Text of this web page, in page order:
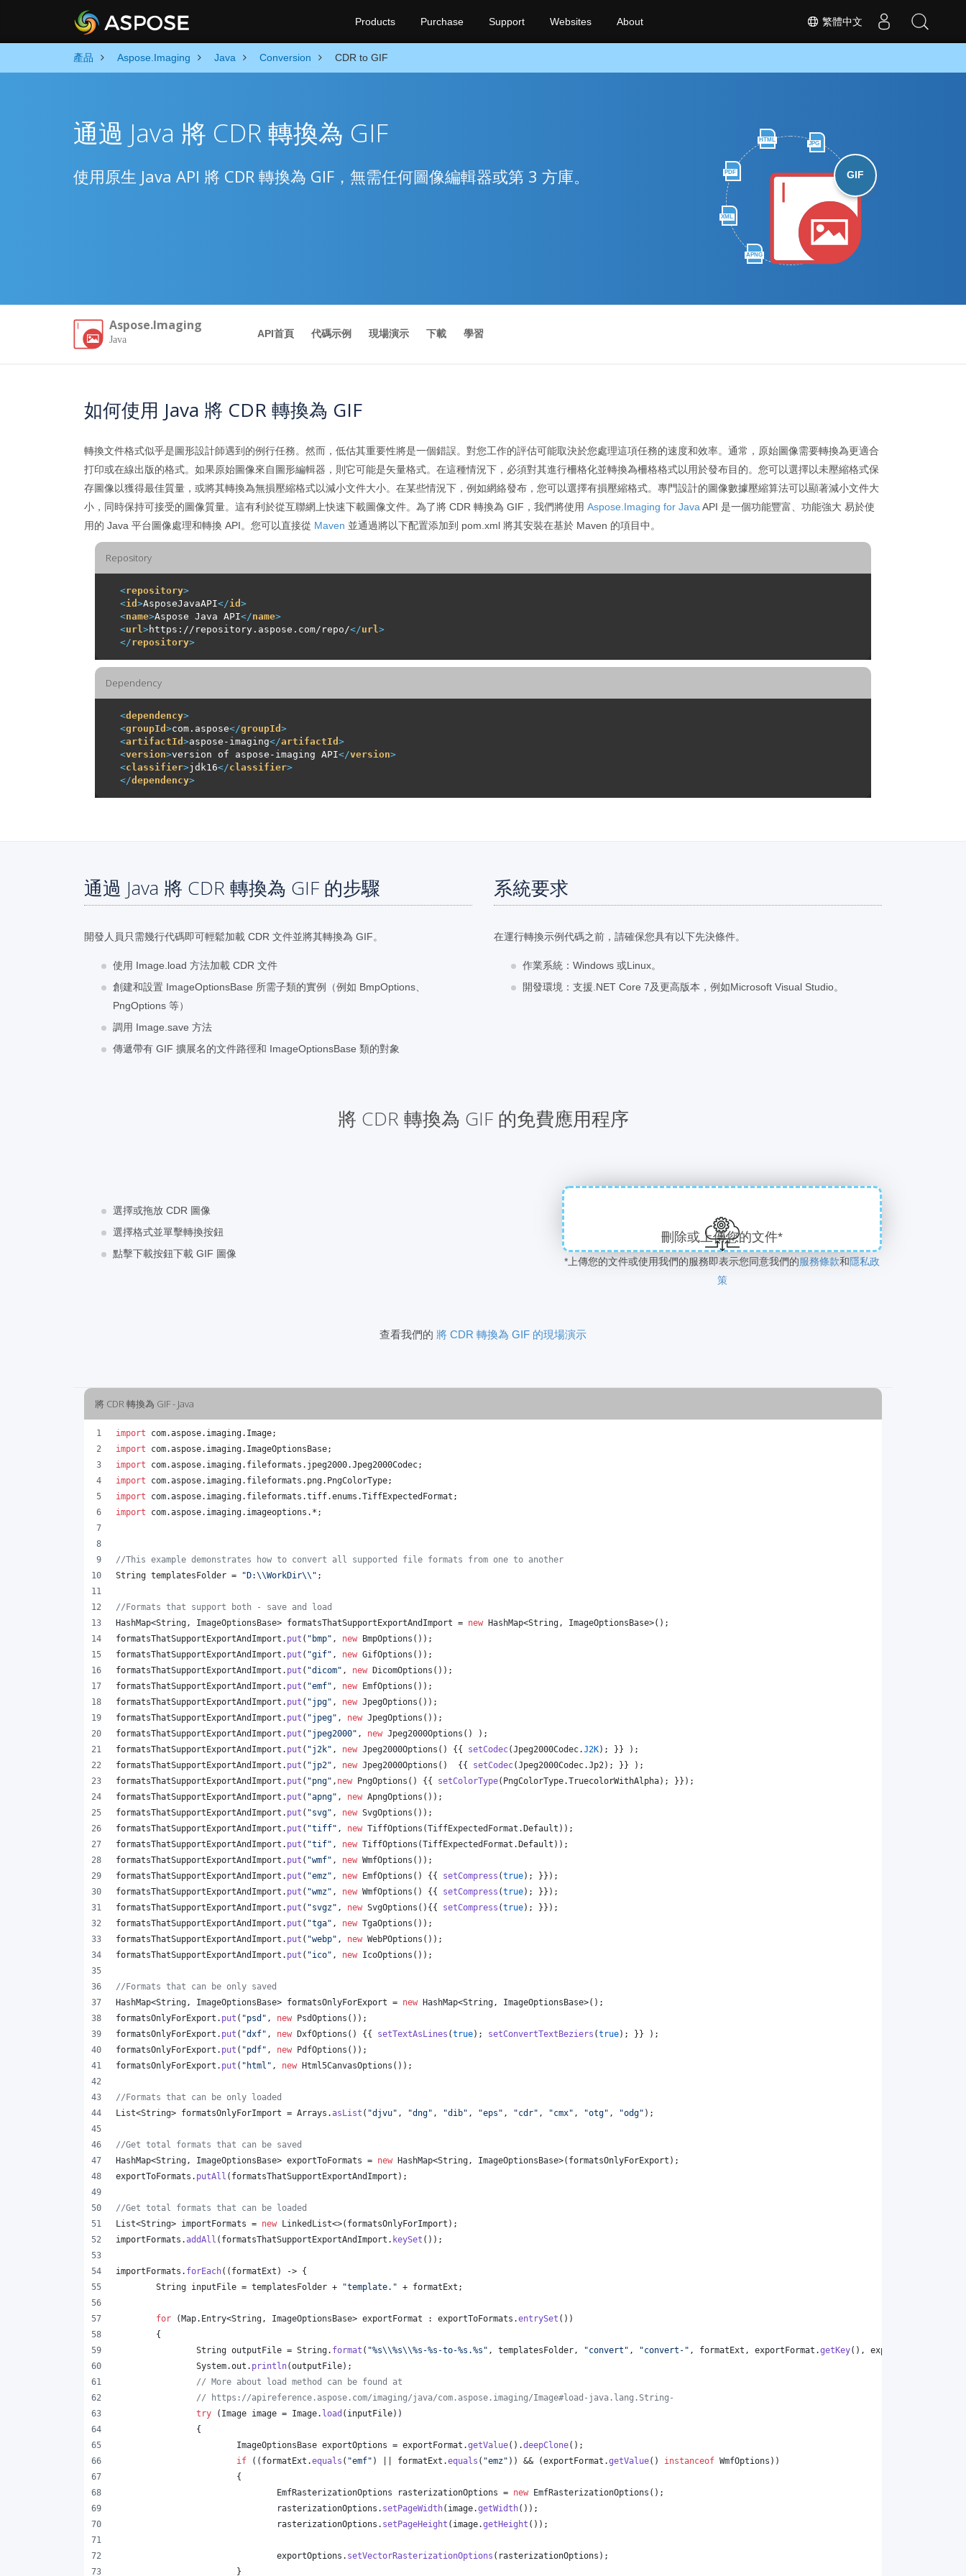
繁體中文
Products Purchase Support Websites About
產品 Aspose.Imaging Java Conversion CDR to GIF
HTML
JPG
PDF
XML
APNG
GIF
通過 Java 將 CDR 轉換為 GIF
使用原生 Java API 將 CDR 轉換為 GIF，無需任何圖像編輯器或第 3 方庫。
Aspose.Imaging
Java
API首頁 代碼示例 現場演示 下載 學習
如何使用 Java 將 CDR 轉換為 GIF
轉換文件格式似乎是圖形設計師遇到的例行任務。然而，低估其重要性將是一個錯誤。對您工作的評估可能取決於您處理這項任務的速度和效率。通常，原始圖像需要轉換為更適合
打印或在線出版的格式。如果原始圖像來自圖形編輯器，則它可能是矢量格式。在這種情況下，必須對其進行柵格化並轉換為柵格格式以用於發布目的。您可以選擇以未壓縮格式保
存圖像以獲得最佳質量，或將其轉換為無損壓縮格式以減小文件大小。在某些情況下，例如網絡發布，您可以選擇有損壓縮格式。專門設計的圖像數據壓縮算法可以顯著減小文件大
小，同時保持可接受的圖像質量。這有利於從互聯網上快速下載圖像文件。為了將 CDR 轉換為 GIF，我們將使用 Aspose.Imaging for Java API 是一個功能豐富、功能強大 易於使
用的 Java 平台圖像處理和轉換 API。您可以直接從 Maven 並通過將以下配置添加到 pom.xml 將其安裝在基於 Maven 的項目中。
Repository
<repository>
<id >AsposeJavaAPI</id >
<name>Aspose Java API</name>
<url>https://repository.aspose.com/repo/</url>
</repository>
Dependency
<dependency>
<groupId >com.aspose</groupId >
<artifactId >aspose-imaging</artifactId >
<version>version of aspose-imaging API</version>
<classifier>jdk16</classifier>
</dependency>
通過 Java 將 CDR 轉換為 GIF 的步驟
開發人員只需幾行代碼即可輕鬆加載 CDR 文件並將其轉換為 GIF。
使用 Image.load 方法加載 CDR 文件
創建和設置 ImageOptionsBase 所需子類的實例（例如 BmpOptions、
PngOptions 等）
調用 Image.save 方法
傳遞帶有 GIF 擴展名的文件路徑和 ImageOptionsBase 類的對象
系統要求
在運行轉換示例代碼之前，請確保您具有以下先決條件。
作業系統：Windows 或Linux。
開發環境：支援.NET Core 7及更高版本，例如Microsoft Visual Studio。
將 CDR 轉換為 GIF 的免費應用程序
選擇或拖放 CDR 圖像
選擇格式並單擊轉換按鈕
點擊下載按鈕下載 GIF 圖像
刪除或上傳您的文件*
*上傳您的文件或使用我們的服務即表示您同意我們的服務條款和隱私政
策
查看我們的 將 CDR 轉換為 GIF 的現場演示
將 CDR 轉換為 GIF - Java
import com.aspose. imaging. Image;
import
com.aspose. imaging. ImageOptionsBase;
import
com.aspose. imaging. fileformats . jpeg2000.Jpeg2000Codec;
import
com.aspose. imaging. fileformats . png. PngColorType;
import
com.aspose. imaging. fileformats .tiff.enums .TiffExpectedFormat ;
import
com.aspose. imaging. imageoptions .*;
//This example demonstrates how to convert all supported file formats from one to another
String templatesFolder = "D:\\WorkDir\\ " ;
//Formats that support both - save and load
HashMap<String, ImageOptionsBase> formatsThatSupportExportAndImport = new HashMap<String, ImageOptionsBase>();
formatsThatSupportExportAndImport . put ( "bmp" , new BmpOptions ());
formatsThatSupportExportAndImport . put ( "gif" , new GifOptions ());
formatsThatSupportExportAndImport . put ( "dicom" , new DicomOptions ());
formatsThatSupportExportAndImport . put ( "emf" , new EmfOptions ());
formatsThatSupportExportAndImport . put ( "jpg" , new JpegOptions ());
formatsThatSupportExportAndImport . put ( "jpeg" , new JpegOptions ());
formatsThatSupportExportAndImport . put ( "jpeg2000" , new Jpeg2000Options () );
formatsThatSupportExportAndImport . put ( "j2k" , new Jpeg2000Options () {{ setCodec(Jpeg2000Codec.J2K); }} );
formatsThatSupportExportAndImport . put ( "jp2" , new Jpeg2000Options ()  {{ setCodec(Jpeg2000Codec.Jp2); }} );
formatsThatSupportExportAndImport . put ( "png" , new PngOptions () {{ setColorType( PngColorType.TruecolorWithAlpha); }});
formatsThatSupportExportAndImport . put ( "apng" , new ApngOptions ());
formatsThatSupportExportAndImport . put ( "svg" , new SvgOptions ());
formatsThatSupportExportAndImport . put ( "tiff" , new TiffOptions (TiffExpectedFormat . Default ));
formatsThatSupportExportAndImport . put ( "tif" , new TiffOptions (TiffExpectedFormat . Default ));
formatsThatSupportExportAndImport . put ( "wmf" , new WmfOptions ());
formatsThatSupportExportAndImport . put ( "emz" , new EmfOptions () {{ setCompress (true); }});
formatsThatSupportExportAndImport . put ( "wmz" , new WmfOptions () {{ setCompress (true); }});
formatsThatSupportExportAndImport . put ( "svgz" , new SvgOptions (){{ setCompress (true); }});
formatsThatSupportExportAndImport . put ( "tga" , new TgaOptions ());
formatsThatSupportExportAndImport . put ( "webp" , new WebPOptions ());
formatsThatSupportExportAndImport . put ( "ico" , new IcoOptions ());
//Formats that can be only saved
HashMap<String, ImageOptionsBase> formatsOnlyForExport = new HashMap<String, ImageOptionsBase>();
formatsOnlyForExport . put ( "psd" , new PsdOptions ());
formatsOnlyForExport . put ( "dxf" , new DxfOptions () {{ setTextAsLines (true); setConvertTextBeziers (true); }} );
formatsOnlyForExport . put ( "pdf" , new PdfOptions ());
formatsOnlyForExport . put ( "html" , new Html5CanvasOptions ());
//Formats that can be only loaded
List<String> formatsOnlyForImport = Arrays .asList ( "djvu" , "dng" , "dib" , "eps" , "cdr" , "cmx" , "otg" , "odg" );
//Get total formats that can be saved
HashMap<String, ImageOptionsBase> exportToFormats = new HashMap<String, ImageOptionsBase>( formatsOnlyForExport );
exportToFormats . putAll ( formatsThatSupportExportAndImport );
//Get total formats that can be loaded
List<String> importFormats = new LinkedList<>( formatsOnlyForImport );
importFormats .addAll ( formatsThatSupportExportAndImport . keySet ());
importFormats . forEach(( formatExt ) -> {
String inputFile = templatesFolder + "template." + formatExt ;
for ( Map. Entry<String, ImageOptionsBase> exportFormat : exportToFormats .entrySet ())
	{
String outputFile = String. format ( "%s\\%s\\%s-%s-to-%s.%s" , templatesFolder, "convert" , "convert-" , formatExt , exportFormat .getKey(), exportFormat
System.out . println(outputFile);
// More about load method can be found at
// https://apireference.aspose.com/imaging/java/com.aspose.imaging/Image#load-java.lang.String-
try ( Image image = Image. load ( inputFile))
		{
ImageOptionsBase exportOptions = exportFormat .getValue().deepClone();
if (( formatExt .equals ( "emf" ) || formatExt .equals ( "emz" )) && (exportFormat .getValue() instanceof WmfOptions ))
			{
EmfRasterizationOptions
rasterizationOptions = new EmfRasterizationOptions ();
rasterizationOptions . setPageWidth( image.getWidth());
rasterizationOptions . setPageHeight ( image.getHeight ());
exportOptions . setVectorRasterizationOptions ( rasterizationOptions );
			}